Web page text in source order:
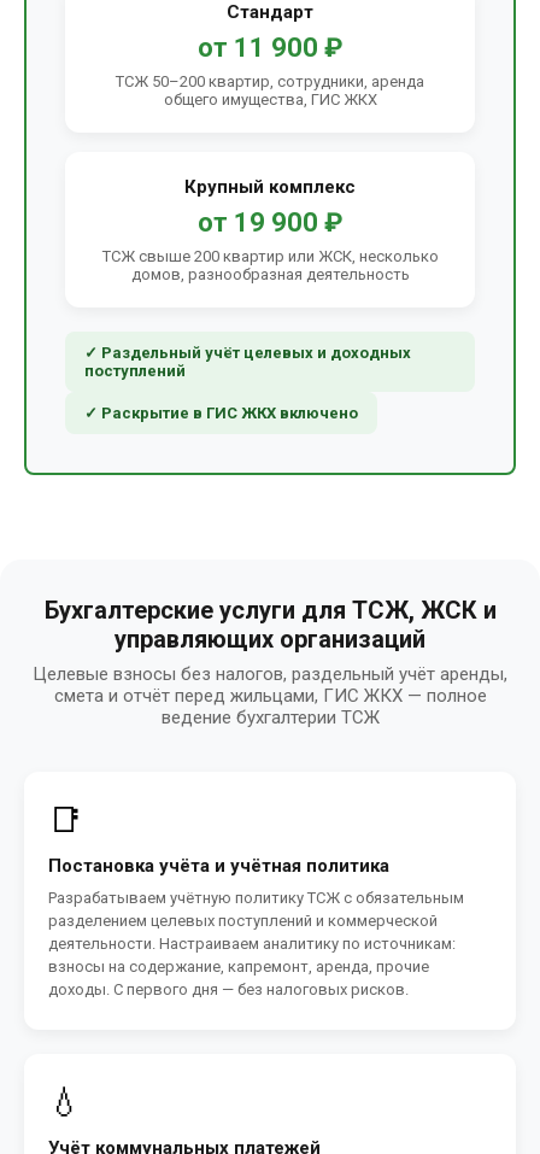
Стандарт
от 11 900 ₽
ТСЖ 50–200 квартир, сотрудники, аренда
общего имущества, ГИС ЖКХ
Крупный комплекс
от 19 900 ₽
ТСЖ свыше 200 квартир или ЖСК, несколько
домов, разнообразная деятельность
✓ Раздельный учёт целевых и доходных
поступлений
✓ Раскрытие в ГИС ЖКХ включено
Бухгалтерские услуги для ТСЖ, ЖСК и
управляющих организаций
Целевые взносы без налогов, раздельный учёт аренды,
смета и отчёт перед жильцами, ГИС ЖКХ — полное
ведение бухгалтерии ТСЖ
📑
Постановка учёта и учётная политика
Разрабатываем учётную политику ТСЖ с обязательным
разделением целевых поступлений и коммерческой
деятельности. Настраиваем аналитику по источникам:
взносы на содержание, капремонт, аренда, прочие
доходы. С первого дня — без налоговых рисков.
💧
Учёт коммунальных платежей